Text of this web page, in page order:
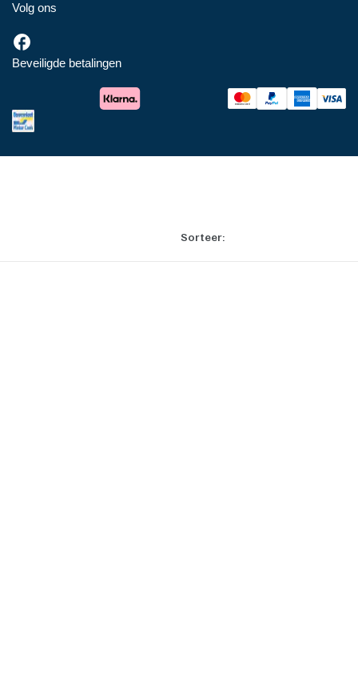
Sorteer:
Volg ons
Beveiligde betalingen